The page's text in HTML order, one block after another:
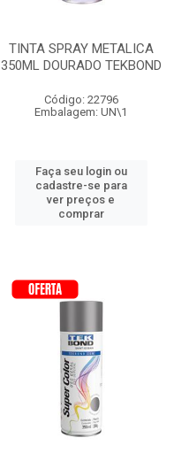
TINTA SPRAY METALICA
350ML DOURADO TEKBOND
Código: 22796
Embalagem: UN\1
Faça seu login ou
cadastre-se para
ver preços e
comprar